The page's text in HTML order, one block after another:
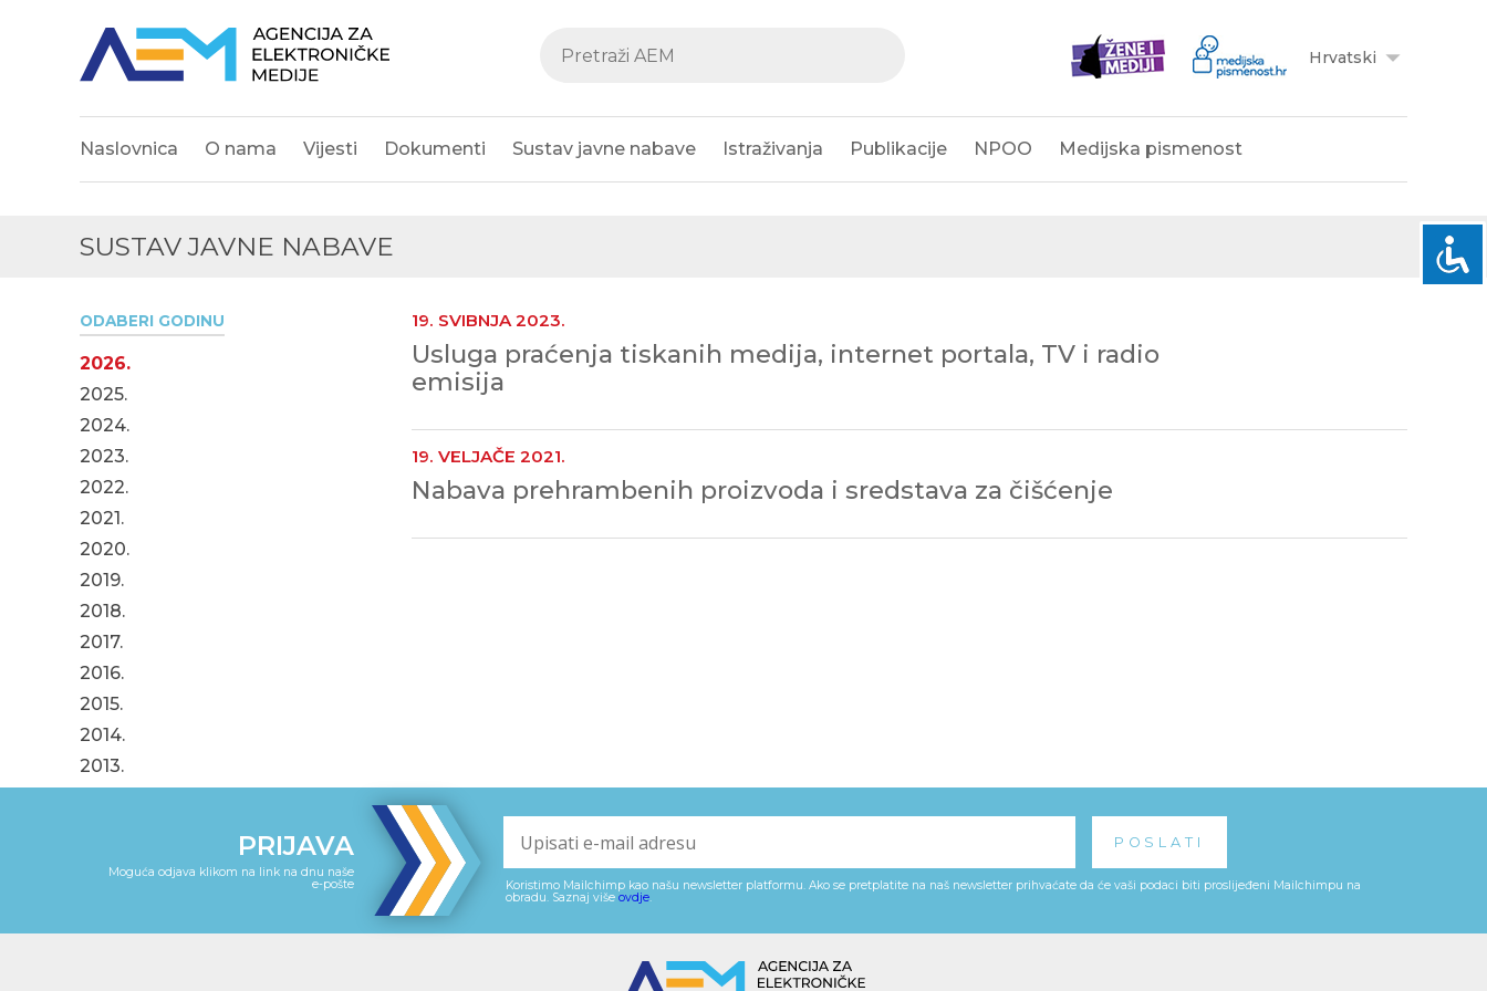
Hrvatski
Naslovnica O nama Vijesti Dokumenti Sustav javne nabave Istraživanja Publikacije NPOO Medijska pismenost
SUSTAV JAVNE NABAVE
ODABERI GODINU
2026.
2025.
2024.
2023.
2022.
2021.
2020.
2019.
2018.
2017.
2016.
2015.
2014.
2013.
19. SVIBNJA 2023.
Usluga praćenja tiskanih medija, internet portala, TV i radio
emisija
19. VELJAČE 2021.
Nabava prehrambenih proizvoda i sredstava za čišćenje
PRIJAVA
Moguća odjava klikom na link na dnu naše
e-pošte
Koristimo Mailchimp kao našu newsletter platformu. Ako se pretplatite na naš newsletter prihvaćate da će vaši podaci biti proslijeđeni Mailchimpu na
obradu. Saznaj više ovdje.